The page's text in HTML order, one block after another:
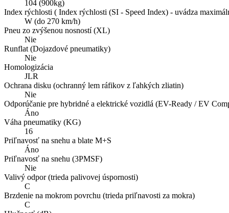
104 (900kg)
Index rýchlosti ( Index rýchlosti (SI - Speed Index) - uvádza
W (do 270 km/h)
Pneu zo zvýšenou nosností (XL)
Nie
Runflat (Dojazdové pneumatiky)
Nie
Homologizácia
JLR
Ochrana disku (ochranný lem ráfikov z ľahkých zliatin)
Nie
Odporúčanie pre hybridné a elektrické vozidlá (EV-Ready / EV
Áno
Váha pneumatiky (KG)
16
Priľnavosť na snehu a blate M+S
Áno
Priľnavosť na snehu (3PMSF)
Nie
Valivý odpor (trieda palivovej úspornosti)
C
Brzdenie na mokrom povrchu (trieda priľnavosti za mokra)
C